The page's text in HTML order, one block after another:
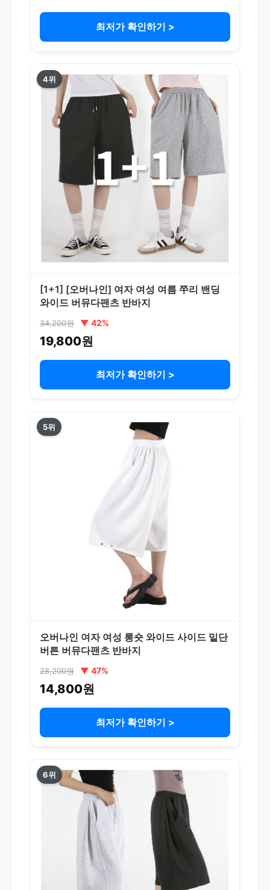
최저가 확인하기 >
4위
[1+1] [오버나인] 여자 여성 여름 쭈리 밴딩
와이드 버뮤다팬츠 반바지
34,200원 ▼ 42%
19,800원
최저가 확인하기 >
5위
오버나인 여자 여성 롱숏 와이드 사이드 밑단
버튼 버뮤다팬츠 반바지
28,200원 ▼ 47%
14,800원
최저가 확인하기 >
6위